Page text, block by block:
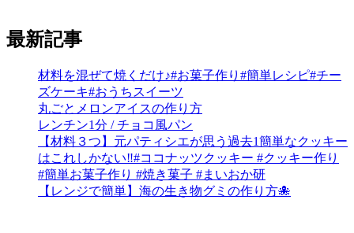
最新記事
材料を混ぜて焼くだけ♪#お菓子作り#簡単レシピ#チー
ズケーキ#おうちスイーツ
丸ごとメロンアイスの作り方
レンチン1分 / チョコ風パン
【材料３つ】元パティシエが思う過去1簡単なクッキー
はこれしかない‼︎#ココナッツクッキー #クッキー作り
#簡単お菓子作り #焼き菓子 #まいおか研
【レンジで簡単】海の生き物グミの作り方🐙